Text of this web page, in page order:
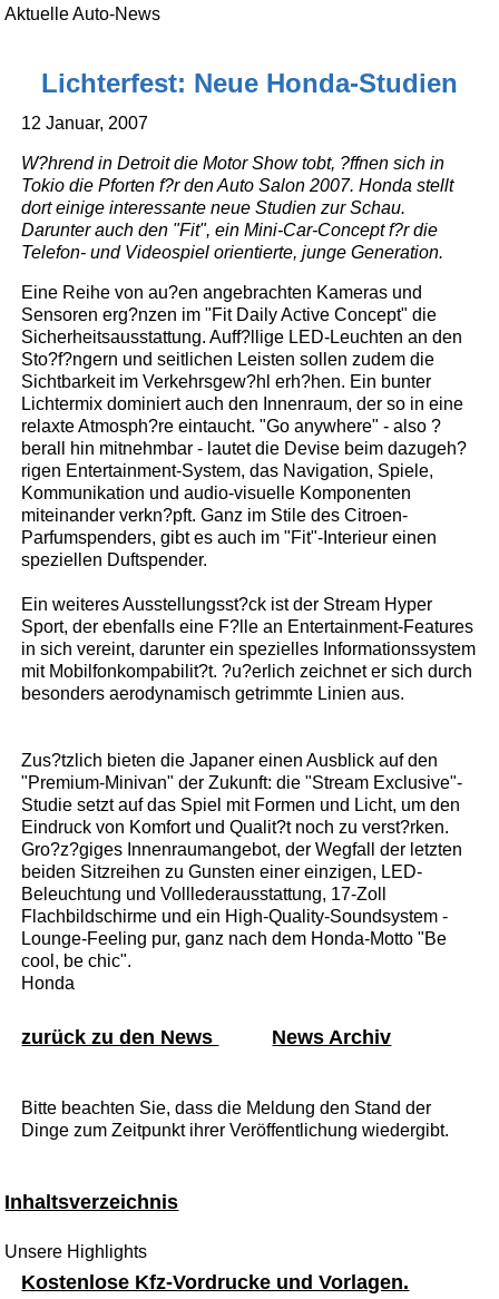
Aktuelle Auto-News
Lichterfest: Neue Honda-Studien
12 Januar, 2007
W?hrend in Detroit die Motor Show tobt, ?ffnen sich in
Tokio die Pforten f?r den Auto Salon 2007. Honda stellt
dort einige interessante neue Studien zur Schau.
Darunter auch den "Fit", ein Mini-Car-Concept f?r die
Telefon- und Videospiel orientierte, junge Generation.
Eine Reihe von au?en angebrachten Kameras und
Sensoren erg?nzen im "Fit Daily Active Concept" die
Sicherheitsausstattung. Auff?llige LED-Leuchten an den
Sto?f?ngern und seitlichen Leisten sollen zudem die
Sichtbarkeit im Verkehrsgew?hl erh?hen. Ein bunter
Lichtermix dominiert auch den Innenraum, der so in eine
relaxte Atmosph?re eintaucht. "Go anywhere" - also ?
berall hin mitnehmbar - lautet die Devise beim dazugeh?
rigen Entertainment-System, das Navigation, Spiele,
Kommunikation und audio-visuelle Komponenten
miteinander verkn?pft. Ganz im Stile des Citroen-
Parfumspenders, gibt es auch im "Fit"-Interieur einen
speziellen Duftspender.
Ein weiteres Ausstellungsst?ck ist der Stream Hyper
Sport, der ebenfalls eine F?lle an Entertainment-Features
in sich vereint, darunter ein spezielles Informationssystem
mit Mobilfonkompabilit?t. ?u?erlich zeichnet er sich durch
besonders aerodynamisch getrimmte Linien aus.
Zus?tzlich bieten die Japaner einen Ausblick auf den
"Premium-Minivan" der Zukunft: die "Stream Exclusive"-
Studie setzt auf das Spiel mit Formen und Licht, um den
Eindruck von Komfort und Qualit?t noch zu verst?rken.
Gro?z?giges Innenraumangebot, der Wegfall der letzten
beiden Sitzreihen zu Gunsten einer einzigen, LED-
Beleuchtung und Volllederausstattung, 17-Zoll
Flachbildschirme und ein High-Quality-Soundsystem -
Lounge-Feeling pur, ganz nach dem Honda-Motto "Be
cool, be chic".
Honda
zurück zu den News News Archiv
Bitte beachten Sie, dass die Meldung den Stand der
Dinge zum Zeitpunkt ihrer Veröffentlichung wiedergibt.
Inhaltsverzeichnis
Unsere Highlights
Kostenlose Kfz-Vordrucke und Vorlagen.